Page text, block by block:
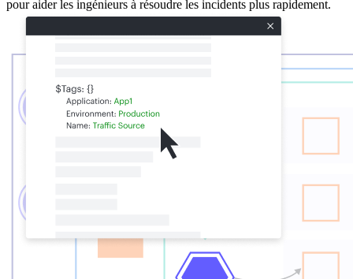
pour aider les ingénieurs à résoudre les incidents plus rapidement.